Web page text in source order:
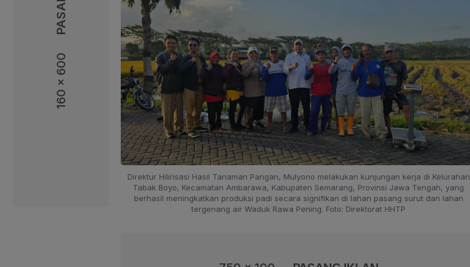
160 x 600
160 x 600
Direktur Hilirisasi Hasil Tanaman Pangan, Mulyono melakukan kunjungan kerja di Kelurahan
Tabak Boyo, Kecamatan Ambarawa, Kabupaten Semarang, Provinsi Jawa Tengah, yang
berhasil meningkatkan produksi padi secara signifikan di lahan pasang surut dan lahan
tergenang air Waduk Rawa Pening. Foto: Direktorat HHTP